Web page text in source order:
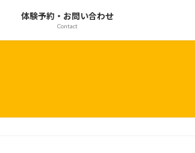
体験予約・お問い合わせ
Contact